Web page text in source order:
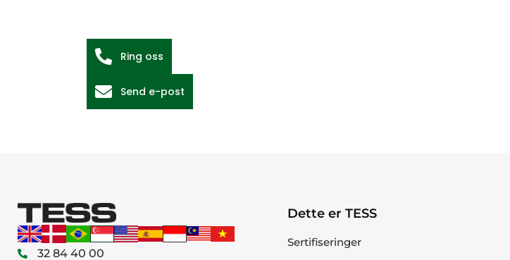
32 84 40 00
Dette er TESS
Sertifiseringer
Ring oss
Send e-post